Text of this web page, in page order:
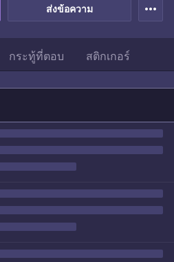
ส่งข้อความ more_horiz
กระทู้ที่ตอบ สติกเกอร์